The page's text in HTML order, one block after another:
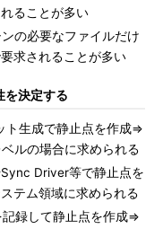
ることが多い
の必要なファイルだけ
求されることが多い
を決定する
ト生成で静止点を作成⇒
ルの場合に求められる
Driver等で静止点を
テム領域に求められる
記録して静止点を作成⇒